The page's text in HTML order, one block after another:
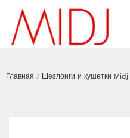
Пропустить
навигацию
Пропустить
контент
Главная / Шезлонги и кушетки Midj